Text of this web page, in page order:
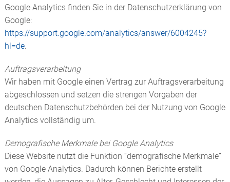
Google Analytics finden Sie in der Datenschutzerklärung von
Google:
https://support.google.com/analytics/answer/6004245?
hl=de.
Auftragsverarbeitung
Wir haben mit Google einen Vertrag zur Auftragsverarbeitung
abgeschlossen und setzen die strengen Vorgaben der
deutschen Datenschutzbehörden bei der Nutzung von Google
Analytics vollständig um.
Demografische Merkmale bei Google Analytics
Diese Website nutzt die Funktion “demografische Merkmale”
von Google Analytics. Dadurch können Berichte erstellt